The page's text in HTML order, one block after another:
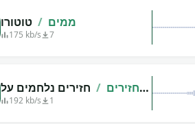
ממים / טוטורו
175 kb/s 7
חזירים / חזירים נלחמים על
צלילים
192 kb/s 1